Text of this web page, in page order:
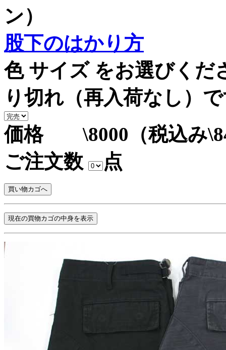
ン）
股下のはかり方
色 サイズ をお選びく
り切れ（再入荷なし）
価格 \8000（税込み
ご注文数
点